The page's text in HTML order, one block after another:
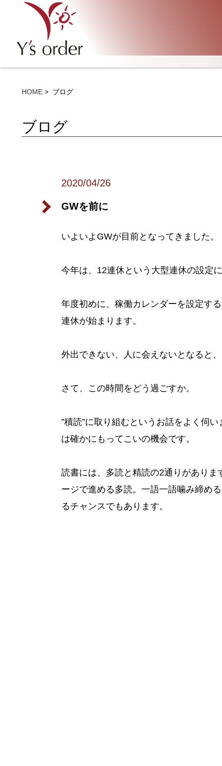
HOME ブログ
ブログ
2020/04/26
GWを前に
いよいよGWが目前となってきました。
今年は、12連休という大型連休の設定
年度初めに、稼働カレンダーを設定す
連休が始まります。
外出できない、人に会えないとなると
さて、この時間をどう過ごすか。
”積読”に取り組むというお話をよく伺
は確かにもってこいの機会です。
読書には、多読と精読の2通りがあり
ージで進める多読。一語一語噛み締め
るチャンスでもあります。